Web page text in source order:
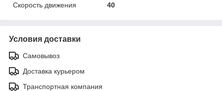
Скорость движения
40
Условия доставки
Самовывоз
Доставка курьером
Транспортная компания